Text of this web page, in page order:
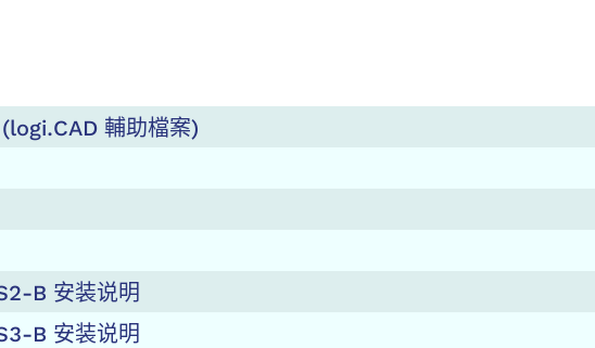
輔助檔案)
B 安装说明
B 安装说明